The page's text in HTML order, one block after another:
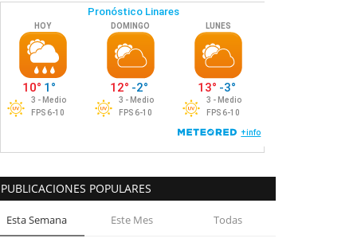
PUBLICACIONES POPULARES
Esta Semana Este Mes Todas